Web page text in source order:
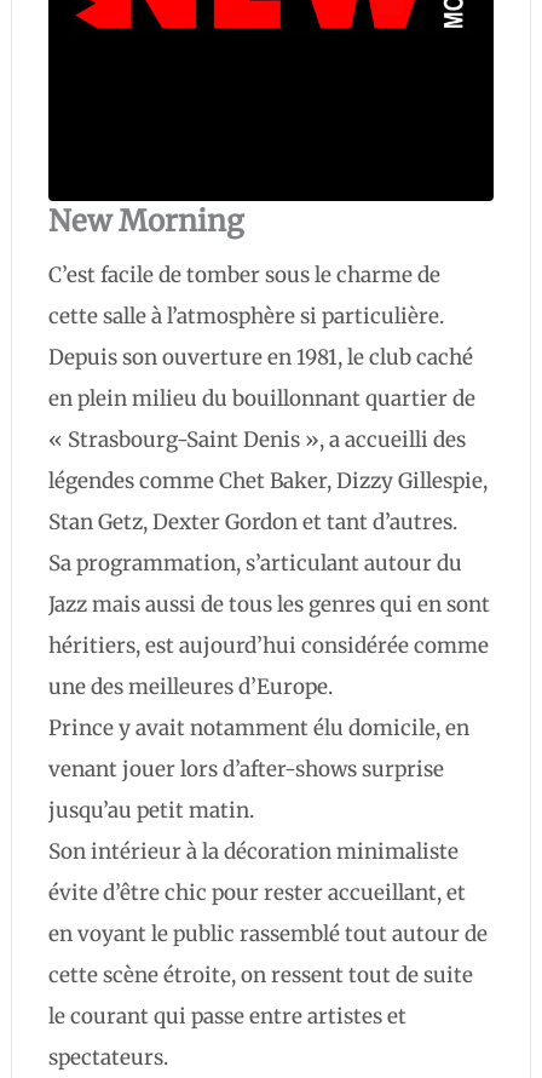
New Morning
C’est facile de tomber sous le charme de
cette salle à l’atmosphère si particulière.
Depuis son ouverture en 1981, le club caché
en plein milieu du bouillonnant quartier de
« Strasbourg-Saint Denis », a accueilli des
légendes comme Chet Baker, Dizzy Gillespie,
Stan Getz, Dexter Gordon et tant d’autres.
Sa programmation, s’articulant autour du
Jazz mais aussi de tous les genres qui en sont
héritiers, est aujourd’hui considérée comme
une des meilleures d’Europe.
Prince y avait notamment élu domicile, en
venant jouer lors d’after-shows surprise
jusqu’au petit matin.
Son intérieur à la décoration minimaliste
évite d’être chic pour rester accueillant, et
en voyant le public rassemblé tout autour de
cette scène étroite, on ressent tout de suite
le courant qui passe entre artistes et
spectateurs.